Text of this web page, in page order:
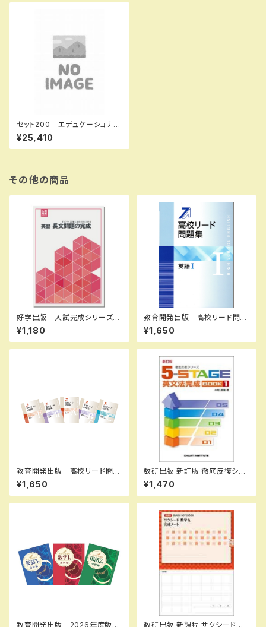
セット200 エデュケーショナル
ネットワーク 教育開発出版
学書
¥25,410
その他の商品
好学出版 入試完成シリーズ
英語 長文問題の完成 2026
年度版 新品完全セット ISB
N：B0D3B8X1KS ISBN-10：
¥1,180
教育開発出版 高校リード問題
集 英語 I ，英語 II 2026年度
版 各科目（選択ください） 新
品完全セット ISBN なし 0
¥1,650
教育開発出版 高校リード問題
集 数学 II , B＋C 2026年度
版 各科目（選択ください） 新
品完全セット ISBN なし 0
¥1,650
数研出版 新訂版 徹底反復シリ
ーズ 《5-STAGE》 英文法完成
BOOK 1 新品 問題集本体の
み 別冊解答なし ISBN：978
039522X SKU：001-820-0
¥1,470
教育開発出版 2026年度版 数研出版 新課程 サクシード数